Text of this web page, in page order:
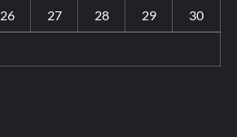
26 27 28 29 30